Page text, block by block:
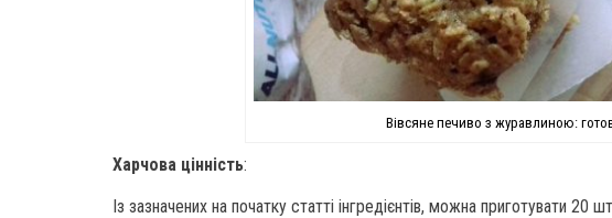
Вівсяне печиво з журавлиною:
Харчова цінність:
Із зазначених на початку статті інгредієнтів, можна приготувати